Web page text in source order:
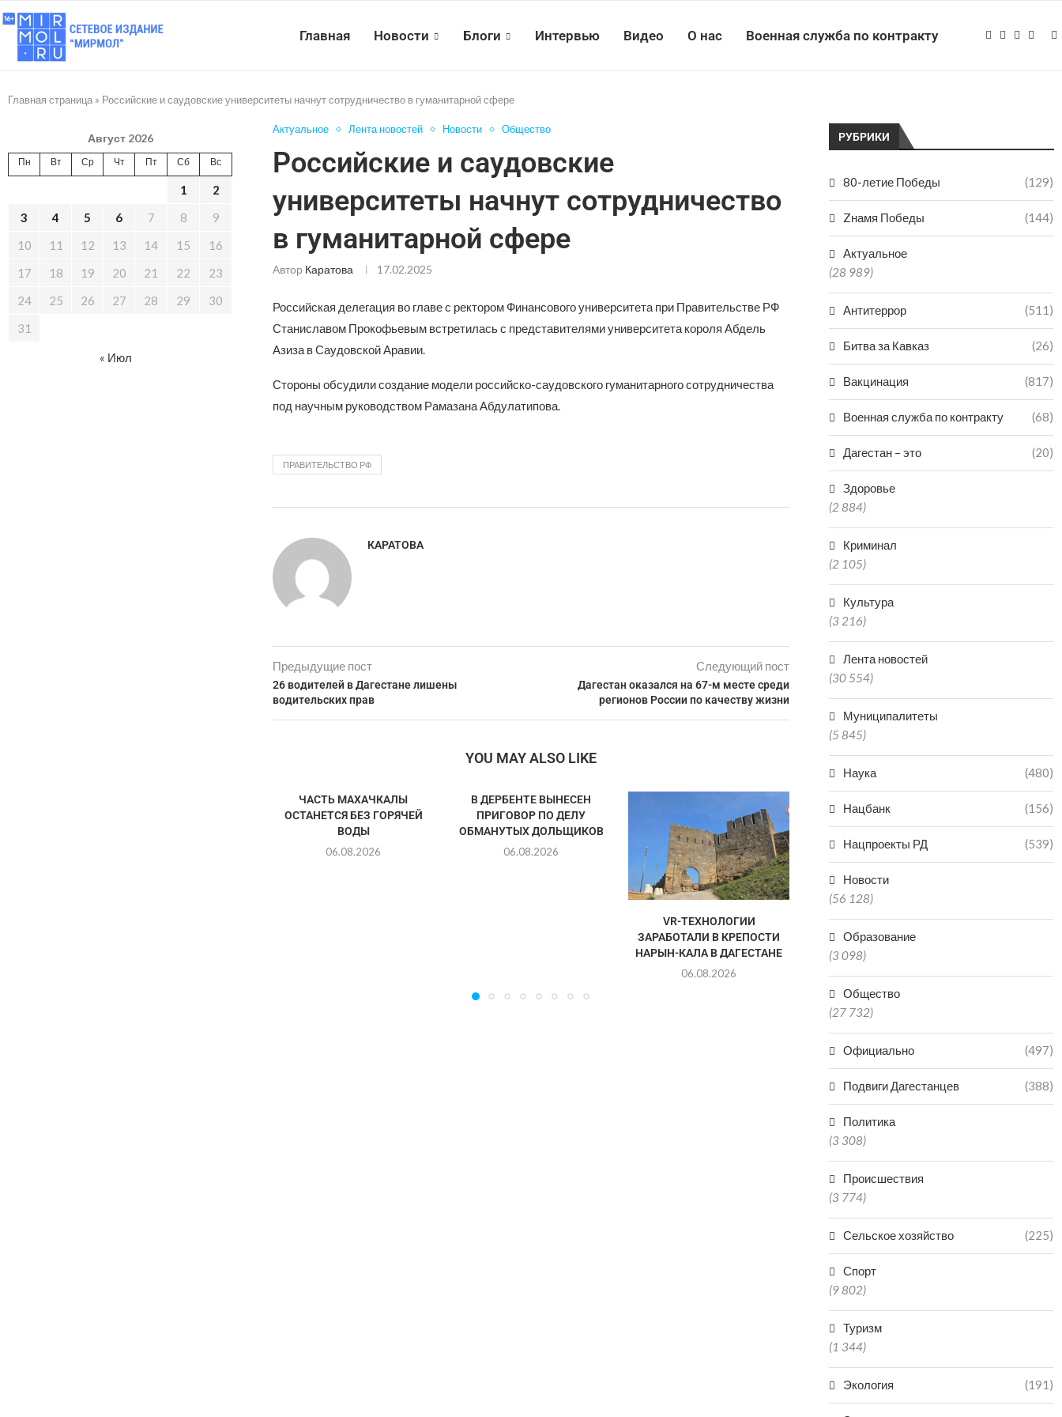
Главная Новости Блоги Интервью Видео О нас Военная служба по контракту
Главная страница » Российские и саудовские университеты начнут сотрудничество в гуманитарной сфере
Актуальное Лента новостей Новости Общество
Российские и саудовские
университеты начнут сотрудничество
в гуманитарной сфере
Автор Каратова 17.02.2025
Российская делегация во главе с ректором Финансового университета при Правительстве РФ
Станиславом Прокофьевым встретилась с представителями университета короля Абдель
Азиза в Саудовской Аравии.
Стороны обсудили создание модели российско-саудовского гуманитарного сотрудничества
под научным руководством Рамазана Абдулатипова.
ПРАВИТЕЛЬСТВО РФ
КАРАТОВА
Предыдущие пост
26 водителей в Дагестане лишены
водительских прав
Следующий пост
Дагестан оказался на 67-м месте среди
регионов России по качеству жизни
YOU MAY ALSO LIKE
ЧАСТЬ МАХАЧКАЛЫ
ОСТАНЕТСЯ БЕЗ ГОРЯЧЕЙ
ВОДЫ
06.08.2026
В ДЕРБЕНТЕ ВЫНЕСЕН
ПРИГОВОР ПО ДЕЛУ
ОБМАНУТЫХ ДОЛЬЩИКОВ
06.08.2026
VR-ТЕХНОЛОГИИ
ЗАРАБОТАЛИ В КРЕПОСТИ
НАРЫН-КАЛА В ДАГЕСТАНЕ
06.08.2026
ДАГЕСТАН ВОШЕЛ В ТОП-5
РЕГИОНОВ ПО
ПРОИЗВОДСТВУ
06.08.2026
ИГРОК
РУБРИКИ
80-летие Победы (129)
Zнамя Победы (144)
Актуальное
(28 989)
Антитеррор (511)
Битва за Кавказ (26)
Вакцинация (817)
Военная служба по контракту (68)
Дагестан – это (20)
Здоровье
(2 884)
Криминал
(2 105)
Культура
(3 216)
Лента новостей
(30 554)
Муниципалитеты
(5 845)
Наука (480)
Нацбанк (156)
Нацпроекты РД (539)
Новости
(56 128)
Образование
(3 098)
Общество
(27 732)
Официально (497)
Подвиги Дагестанцев (388)
Политика
(3 308)
Происшествия
(3 774)
Сельское хозяйство (225)
Спорт
(9 802)
Туризм
(1 344)
Экология (191)
Август 2026
Пн Вт Ср Чт Пт Сб Вс
1
2
3
4 5 6 7 8
9
10
11 12 13 14 15
16
17
18 19 20 21 22
23
24
25 26 27 28 29
30
31
« Июл